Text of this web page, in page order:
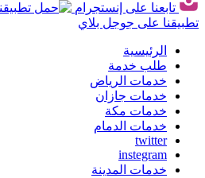
تابعنا على إنستجرام
تطبيقنا على جوجل بلاي
الرئيسية
طلب خدمة
خدمات الرياض
خدمات جازان
خدمات مكة
خدمات الدمام
twitter
instegram
خدمات المدينة